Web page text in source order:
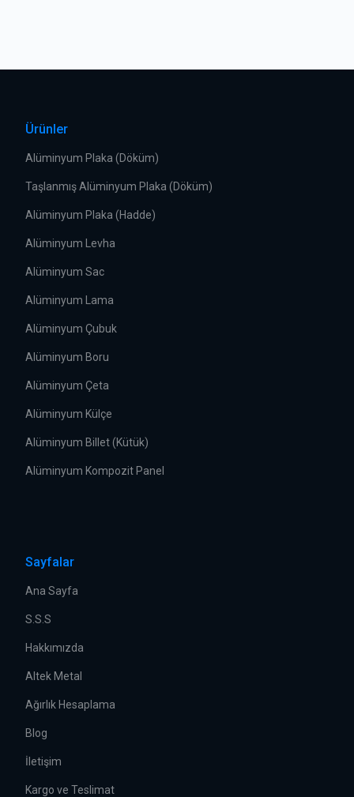
Ürünler
Alüminyum Plaka (Döküm)
Taşlanmış Alüminyum Plaka (Döküm)
Alüminyum Plaka (Hadde)
Alüminyum Levha
Alüminyum Sac
Alüminyum Lama
Alüminyum Çubuk
Alüminyum Boru
Alüminyum Çeta
Alüminyum Külçe
Alüminyum Billet (Kütük)
Alüminyum Kompozit Panel
Sayfalar
Ana Sayfa
S.S.S
Hakkımızda
Altek Metal
Ağırlık Hesaplama
Blog
İletişim
Kargo ve Teslimat